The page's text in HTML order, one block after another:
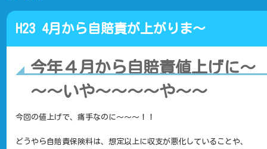
H23 4月から自賠責が上がりま～
す！ 岡山北区 激安 車検 安心
今年４月から自賠責値上げに～
～～いや～～～～や～～
今回の値上げで、痛手なのに～～～！！
どうやら自賠責保険料は、想定以上に収支が悪化していることや、